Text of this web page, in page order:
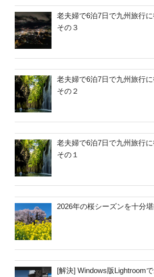
老夫婦で6泊7日で九州旅行
その３
老夫婦で6泊7日で九州旅行
その２
老夫婦で6泊7日で九州旅行
その１
2026年の桜シーズンを十分
[解決] Windows版Lightroom